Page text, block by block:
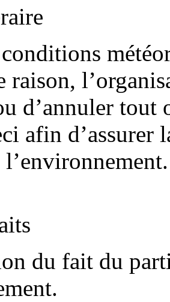
raison,
d’annuler tout
afin d’assurer
l’environnement.
du fait du